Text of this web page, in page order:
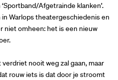
‘Sportband/Afgetrainde klanken’.
Warlops theatergeschiedenis en
niet omheen: het is een nieuw
nooit weg zal gaan, maar
rouw iets is dat door je stroomt